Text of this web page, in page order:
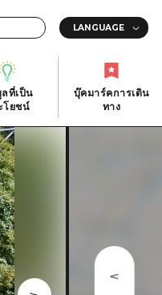
ที่เป็น
โยชน์
ยชน์
งเกิดภัยพิบัติ
บุ๊คมาร์คการเดิน
ทาง